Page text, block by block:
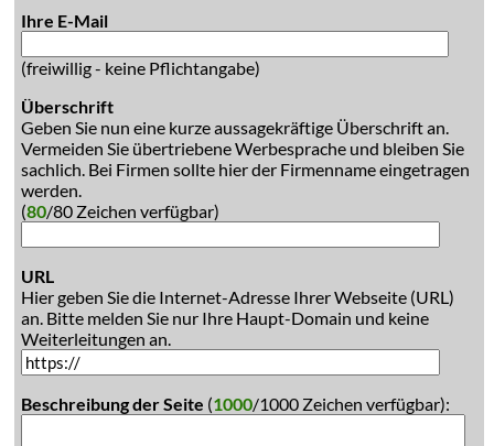
Ihre E-Mail
(freiwillig - keine Pflichtangabe)
Überschrift
Geben Sie nun eine kurze aussagekräftige Überschrift an.
Vermeiden Sie übertriebene Werbesprache und bleiben Sie
sachlich. Bei Firmen sollte hier der Firmenname eingetragen
werden.
(80/80 Zeichen verfügbar)
URL
Hier geben Sie die Internet-Adresse Ihrer Webseite (URL)
an. Bitte melden Sie nur Ihre Haupt-Domain und keine
Weiterleitungen an.
Beschreibung der Seite (1000/1000 Zeichen verfügbar):